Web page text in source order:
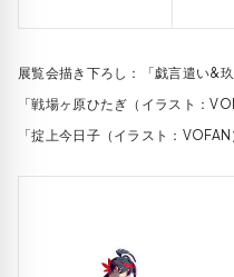
展覧会描き下ろし：「戯言遣い&
「戦場ヶ原ひたぎ（イラスト：
「掟上今日子（イラスト：VOFAN